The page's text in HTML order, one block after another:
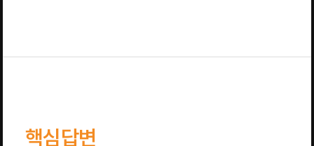
핵심답변